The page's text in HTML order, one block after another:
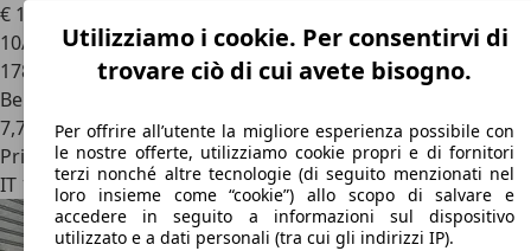
€ 16.500
10/2011
178.000 km
Benzina
7,7 l/100 km (comb.)
Privato
IT 18038Sanremo
Utilizziamo i cookie. Per consentirvi di
trovare ciò di cui avete bisogno.
Per offrire all’utente la migliore esperienza possibile con
le nostre offerte, utilizziamo cookie propri e di fornitori
terzi nonché altre tecnologie (di seguito menzionati nel
loro insieme come “cookie”) allo scopo di salvare e
accedere in seguito a informazioni sul dispositivo
utilizzato e a dati personali (tra cui gli indirizzi IP).